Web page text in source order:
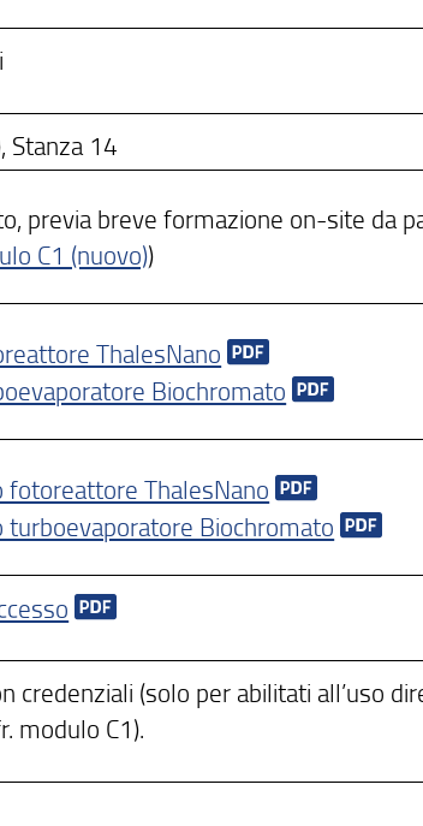
Stanza 14
previa breve formazione on-site da
C1 (nuovo))
ThalesNano
Biochromato
fotoreattore ThalesNano
turboevaporatore Biochromato
credenziali (solo per abilitati all’uso
modulo C1).